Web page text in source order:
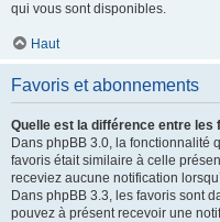
qui vous sont disponibles.
Haut
Favoris et abonnements
Quelle est la différence entre
Dans phpBB 3.0, la fonctionnalité
favoris était similaire à celle
receviez aucune notification
Dans phpBB 3.3, les favoris sont
pouvez à présent recevoir une